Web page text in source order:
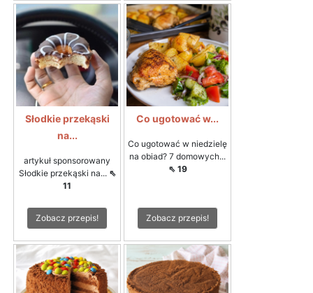
Słodkie przekąski
na...
artykuł sponsorowany
Słodkie przekąski na... ⇖
11
Zobacz przepis!
Co ugotować w...
Co ugotować w niedzielę
na obiad? 7 domowych...
⇖ 19
Zobacz przepis!